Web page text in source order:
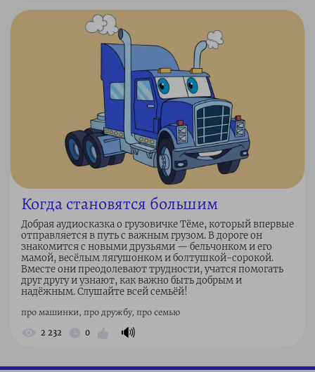
Когда становятся большим
Добрая аудиосказка о грузовичке Тёме, который впервые
отправляется в путь с важным грузом. В дороге он
знакомится с новыми друзьями — бельчонком и его
мамой, весёлым лягушонком и болтушкой-сорокой.
Вместе они преодолевают трудности, учатся помогать
друг другу и узнают, как важно быть добрым и
надёжным. Слушайте всей семьёй!
про машинки, про дружбу, про семью
2 232 0 🔊